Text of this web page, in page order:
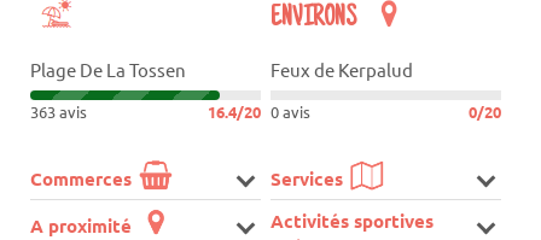
Plage De La Tossen
363 avis 16.4/20
ENVIRONS
Feux de Kerpalud
0 avis 0/20
Commerces
Services
A proximité
Activités sportives